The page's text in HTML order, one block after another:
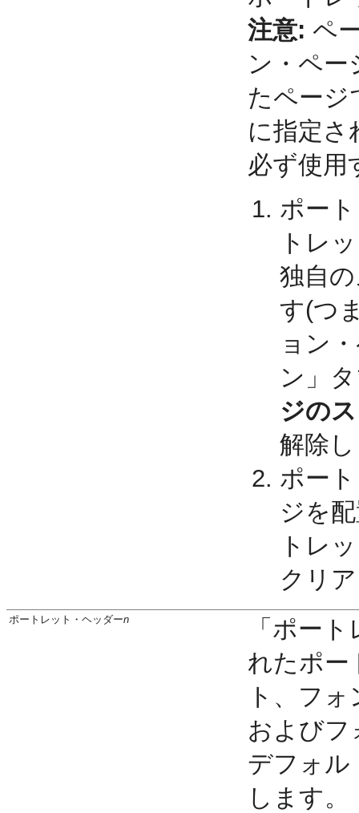
注意: ペ
ン・ペ
たページ
に指定さ
必ず使用
ポー
トレ
独自
す(つ
ョン
ン」
ジの
解除
ポー
ジを
トレ
クリ
ポートレット・ヘッダーn
「ポー
れたポー
ト、フ
およびフ
デフォル
します。